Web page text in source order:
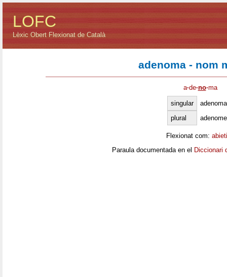
LOFC
Lèxic Obert Flexionat de Català
adenoma - nom
a·de·no·ma
singular
adenoma
plural
Flexionat com:
Paraula documentada en el Diccionari